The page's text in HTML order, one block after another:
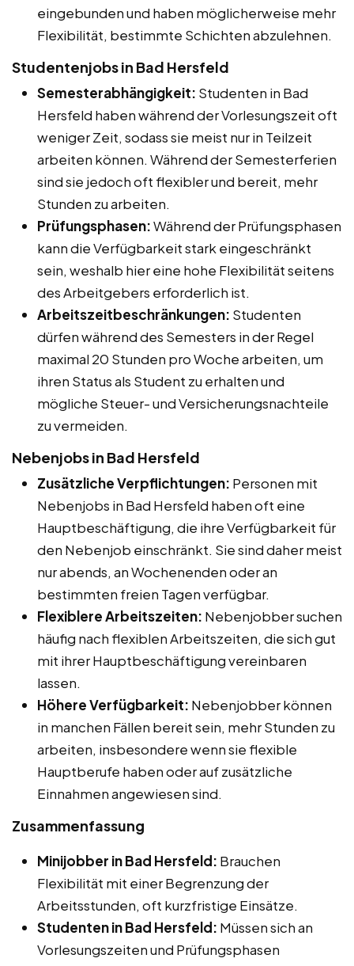
eingebunden und haben möglicherweise mehr
Flexibilität, bestimmte Schichten abzulehnen.
Studentenjobs in Bad Hersfeld
Semesterabhängigkeit: Studenten in Bad
Hersfeld haben während der Vorlesungszeit oft
weniger Zeit, sodass sie meist nur in Teilzeit
arbeiten können. Während der Semesterferien
sind sie jedoch oft flexibler und bereit, mehr
Stunden zu arbeiten.
Prüfungsphasen:Während der Prüfungsphasen
kann die Verfügbarkeit stark eingeschränkt
sein, weshalb hier eine hohe Flexibilität seitens
des Arbeitgebers erforderlich ist.
Arbeitszeitbeschränkungen: Studenten
dürfen während des Semesters in der Regel
maximal 20 Stunden pro Woche arbeiten, um
ihren Status als Student zu erhalten und
mögliche Steuer- und Versicherungsnachteile
zu vermeiden.
Nebenjobs in Bad Hersfeld
Zusätzliche Verpflichtungen: Personen mit
Nebenjobs in Bad Hersfeld haben oft eine
Hauptbeschäftigung, die ihre Verfügbarkeit für
den Nebenjob einschränkt. Sie sind daher meist
nur abends, an Wochenenden oder an
bestimmten freien Tagen verfügbar.
Flexiblere Arbeitszeiten: Nebenjobber suchen
häufig nach flexiblen Arbeitszeiten, die sich gut
mit ihrer Hauptbeschäftigung vereinbaren
lassen.
Höhere Verfügbarkeit: Nebenjobber können
in manchen Fällen bereit sein, mehr Stunden zu
arbeiten, insbesondere wenn sie flexible
Hauptberufe haben oder auf zusätzliche
Einnahmen angewiesen sind.
Zusammenfassung
Minijobber in Bad Hersfeld: Brauchen
Flexibilität mit einer Begrenzung der
Arbeitsstunden, oft kurzfristige Einsätze.
Studenten in Bad Hersfeld: Müssen sich an
Vorlesungszeiten und Prüfungsphasen